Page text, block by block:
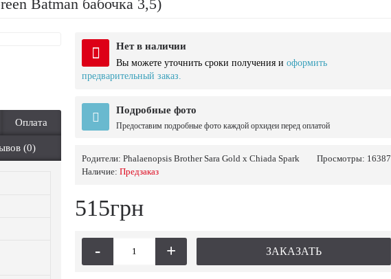
Batman бабочка 3,5)
Оплата
(0)
Нет в наличии
Вы можете уточнить сроки получения и оформить
предварительный заказ.
Подробные фото
Предоставим подробные фото каждой орхидеи перед оплатой
Просмотры: 16387
Родители: Phalaenopsis Brother Sara Gold х Chiada Spark
Наличие: Предзаказ
515грн
- + ЗАКАЗАТЬ